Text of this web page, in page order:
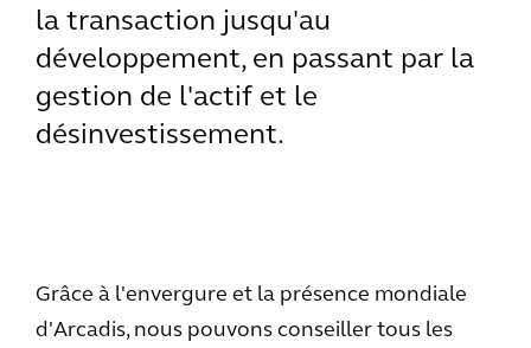
la transaction jusqu'au
développement, en passant par la
gestion de l'actif et le
désinvestissement.
Grâce à l'envergure et la présence mondiale
d'Arcadis, nous pouvons conseiller tous les